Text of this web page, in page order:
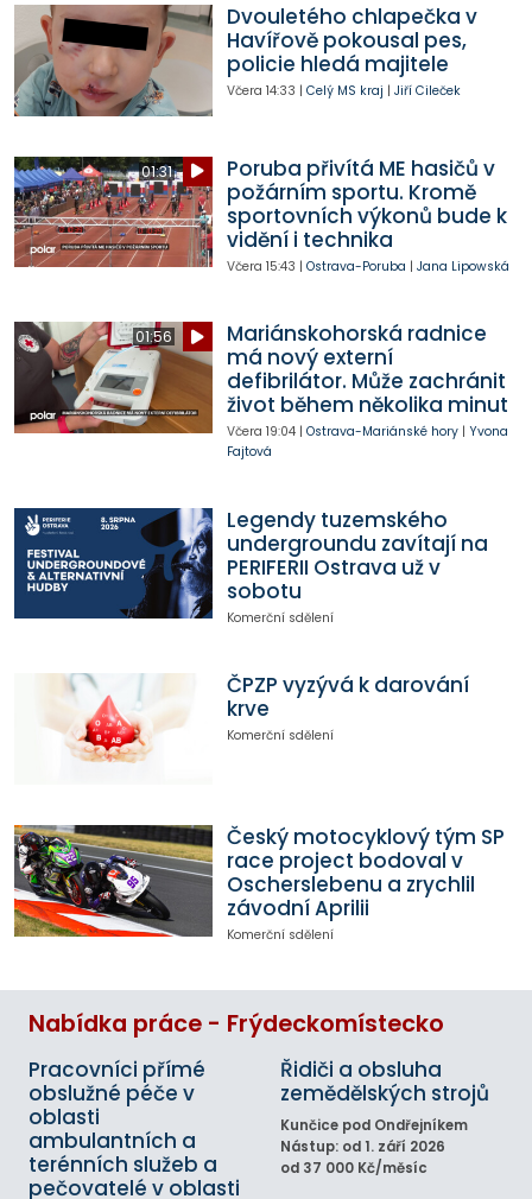
Dvouletého chlapečka v
Havířově pokousal pes,
policie hledá majitele
Včera 14:33 | Celý MS kraj | Jiří Cileček
01:31
Poruba přivítá ME hasičů v
požárním sportu. Kromě
sportovních výkonů bude k
vidění i technika
Včera 15:43 | Ostrava-Poruba | Jana Lipowská
01:56
Mariánskohorská radnice
má nový externí
defibrilátor. Může zachránit
život během několika minut
Včera 19:04| Ostrava-Mariánské hory| Yvona
Fajtová
Legendy tuzemského
undergroundu zavítají na
PERIFERII Ostrava už v
sobotu
Komerční sdělení
ČPZP vyzývá k darování
krve
Komerční sdělení
Český motocyklový tým SP
race project bodoval v
Oscherslebenu a zrychlil
závodní Aprilii
Komerční sdělení
Nabídka práce - Frýdeckomístecko
Pracovníci přímé
obslužné péče v
oblasti
ambulantních a
terénních služeb a
pečovatelé v oblasti
Řidiči a obsluha
zemědělských strojů
Kunčice pod Ondřejníkem
Nástup: od 1. září 2026
od 37 000 Kč/měsíc